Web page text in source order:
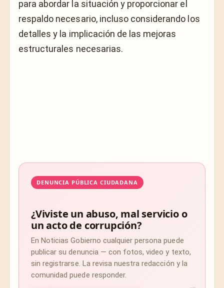
para abordar la situación y proporcionar el
respaldo necesario, incluso considerando los
detalles y la implicación de las mejoras
estructurales necesarias.
DENUNCIA PÚBLICA CIUDADANA
¿Viviste un abuso, mal servicio o
un acto de corrupción?
En Noticias Gobierno cualquier persona puede
publicar su denuncia — con fotos, video y texto,
sin registrarse. La revisa nuestra redacción y la
comunidad puede responder.